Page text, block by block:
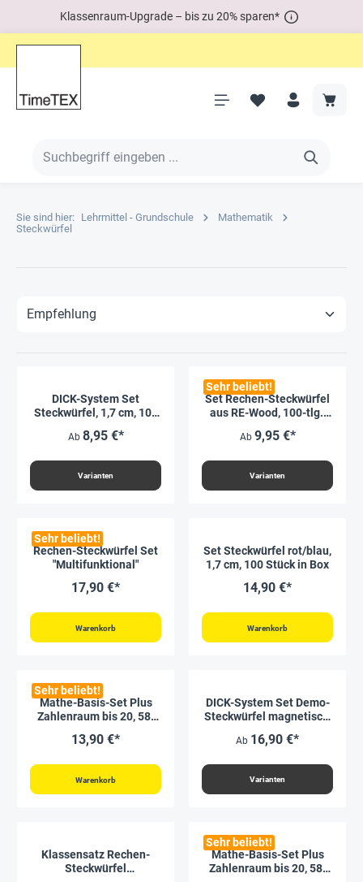
Klassenraum-Upgrade – bis zu 20% sparen*
Sie sind hier: Lehrmittel - Grundschule
Mathematik
Steckwürfel
DICK-System Set
Steckwürfel, 1,7 cm, 100
Ab 8,95 €*
Varianten
Sehr beliebt!
Set Rechen-Steckwürfel
aus RE-Wood, 100-tlg.,
Ab 9,95 €*
Varianten
Sehr beliebt!
Rechen-Steckwürfel Set
"Multifunktional"
17,90 €*
Warenkorb
Set Steckwürfel rot/blau,
1,7 cm, 100 Stück in Box
14,90 €*
Warenkorb
Sehr beliebt!
Mathe-Basis-Set Plus
Zahlenraum bis 20, 58-
13,90 €*
Warenkorb
DICK-System Set Demo-
Steckwürfel magnetisch,
Polybeutel
Ab 16,90 €*
Varianten
Klassensatz Rechen-
Steckwürfel
Sehr beliebt!
Mathe-Basis-Set Plus
Zahlenraum bis 20, 58-